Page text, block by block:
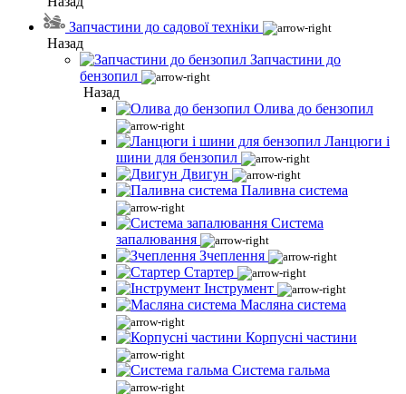
Запчастини до садової техніки
Назад
Запчастини до
бензопил
Назад
Олива до бензопил
Ланцюги і
шини для бензопил
Двигун
Паливна система
Система
запалювання
Зчеплення
Стартер
Інструмент
Масляна система
Корпусні частини
Система гальма